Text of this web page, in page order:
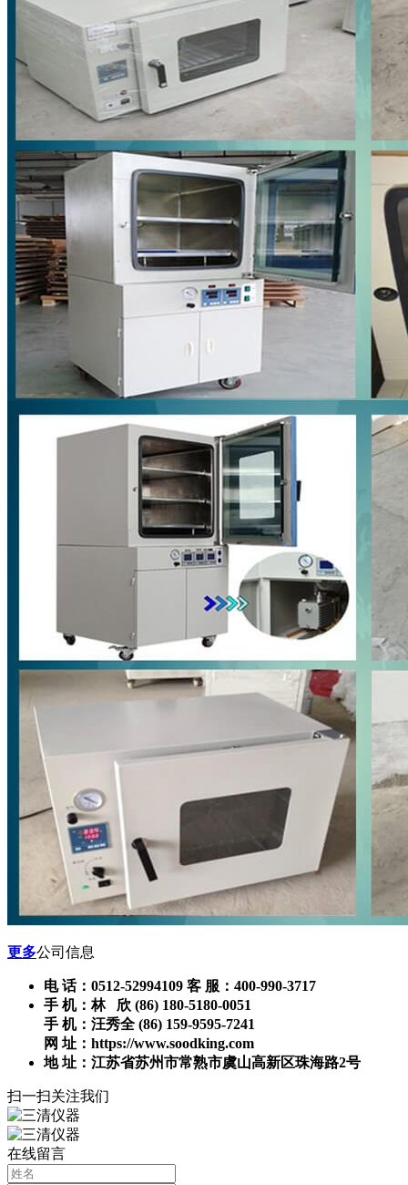
更多公司信息
电 话：0512-52994109 客 服：400-990-3717
手 机：林 欣 (86) 180-5180-0051
手 机：汪秀全 (86) 159-9595-7241
网 址：https://www.soodking.com
地 址：江苏省苏州市常熟市虞山高新区珠海路2号
扫一扫关注我们
在线留言